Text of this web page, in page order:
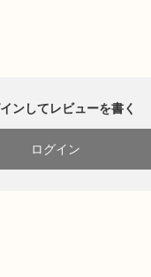
ンしてレビューを書く
ログイン